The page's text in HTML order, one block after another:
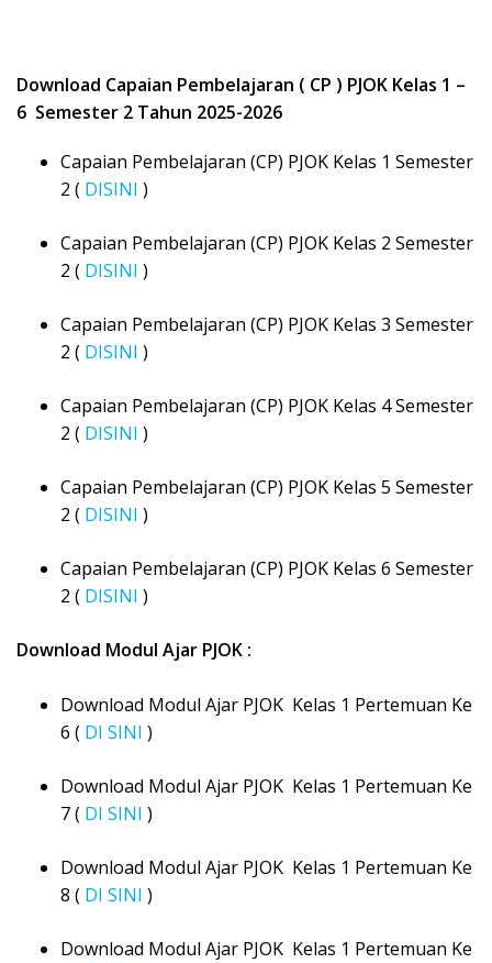
Download Capaian Pembelajaran ( CP ) PJOK Kelas 1 –
6 Semester 2 Tahun 2025-2026
Capaian Pembelajaran (CP) PJOK Kelas 1 Semester
2 ( DISINI )
Capaian Pembelajaran (CP) PJOK Kelas 2 Semester
2 ( DISINI )
Capaian Pembelajaran (CP) PJOK Kelas 3 Semester
2 ( DISINI )
Capaian Pembelajaran (CP) PJOK Kelas 4 Semester
2 ( DISINI )
Capaian Pembelajaran (CP) PJOK Kelas 5 Semester
2 ( DISINI )
Capaian Pembelajaran (CP) PJOK Kelas 6 Semester
2 ( DISINI )
Download Modul Ajar PJOK :
Download Modul Ajar PJOK Kelas 1 Pertemuan Ke
6 ( DI SINI )
Download Modul Ajar PJOK Kelas 1 Pertemuan Ke
7 ( DI SINI )
Download Modul Ajar PJOK Kelas 1 Pertemuan Ke
8 ( DI SINI )
Download Modul Ajar PJOK Kelas 1 Pertemuan Ke